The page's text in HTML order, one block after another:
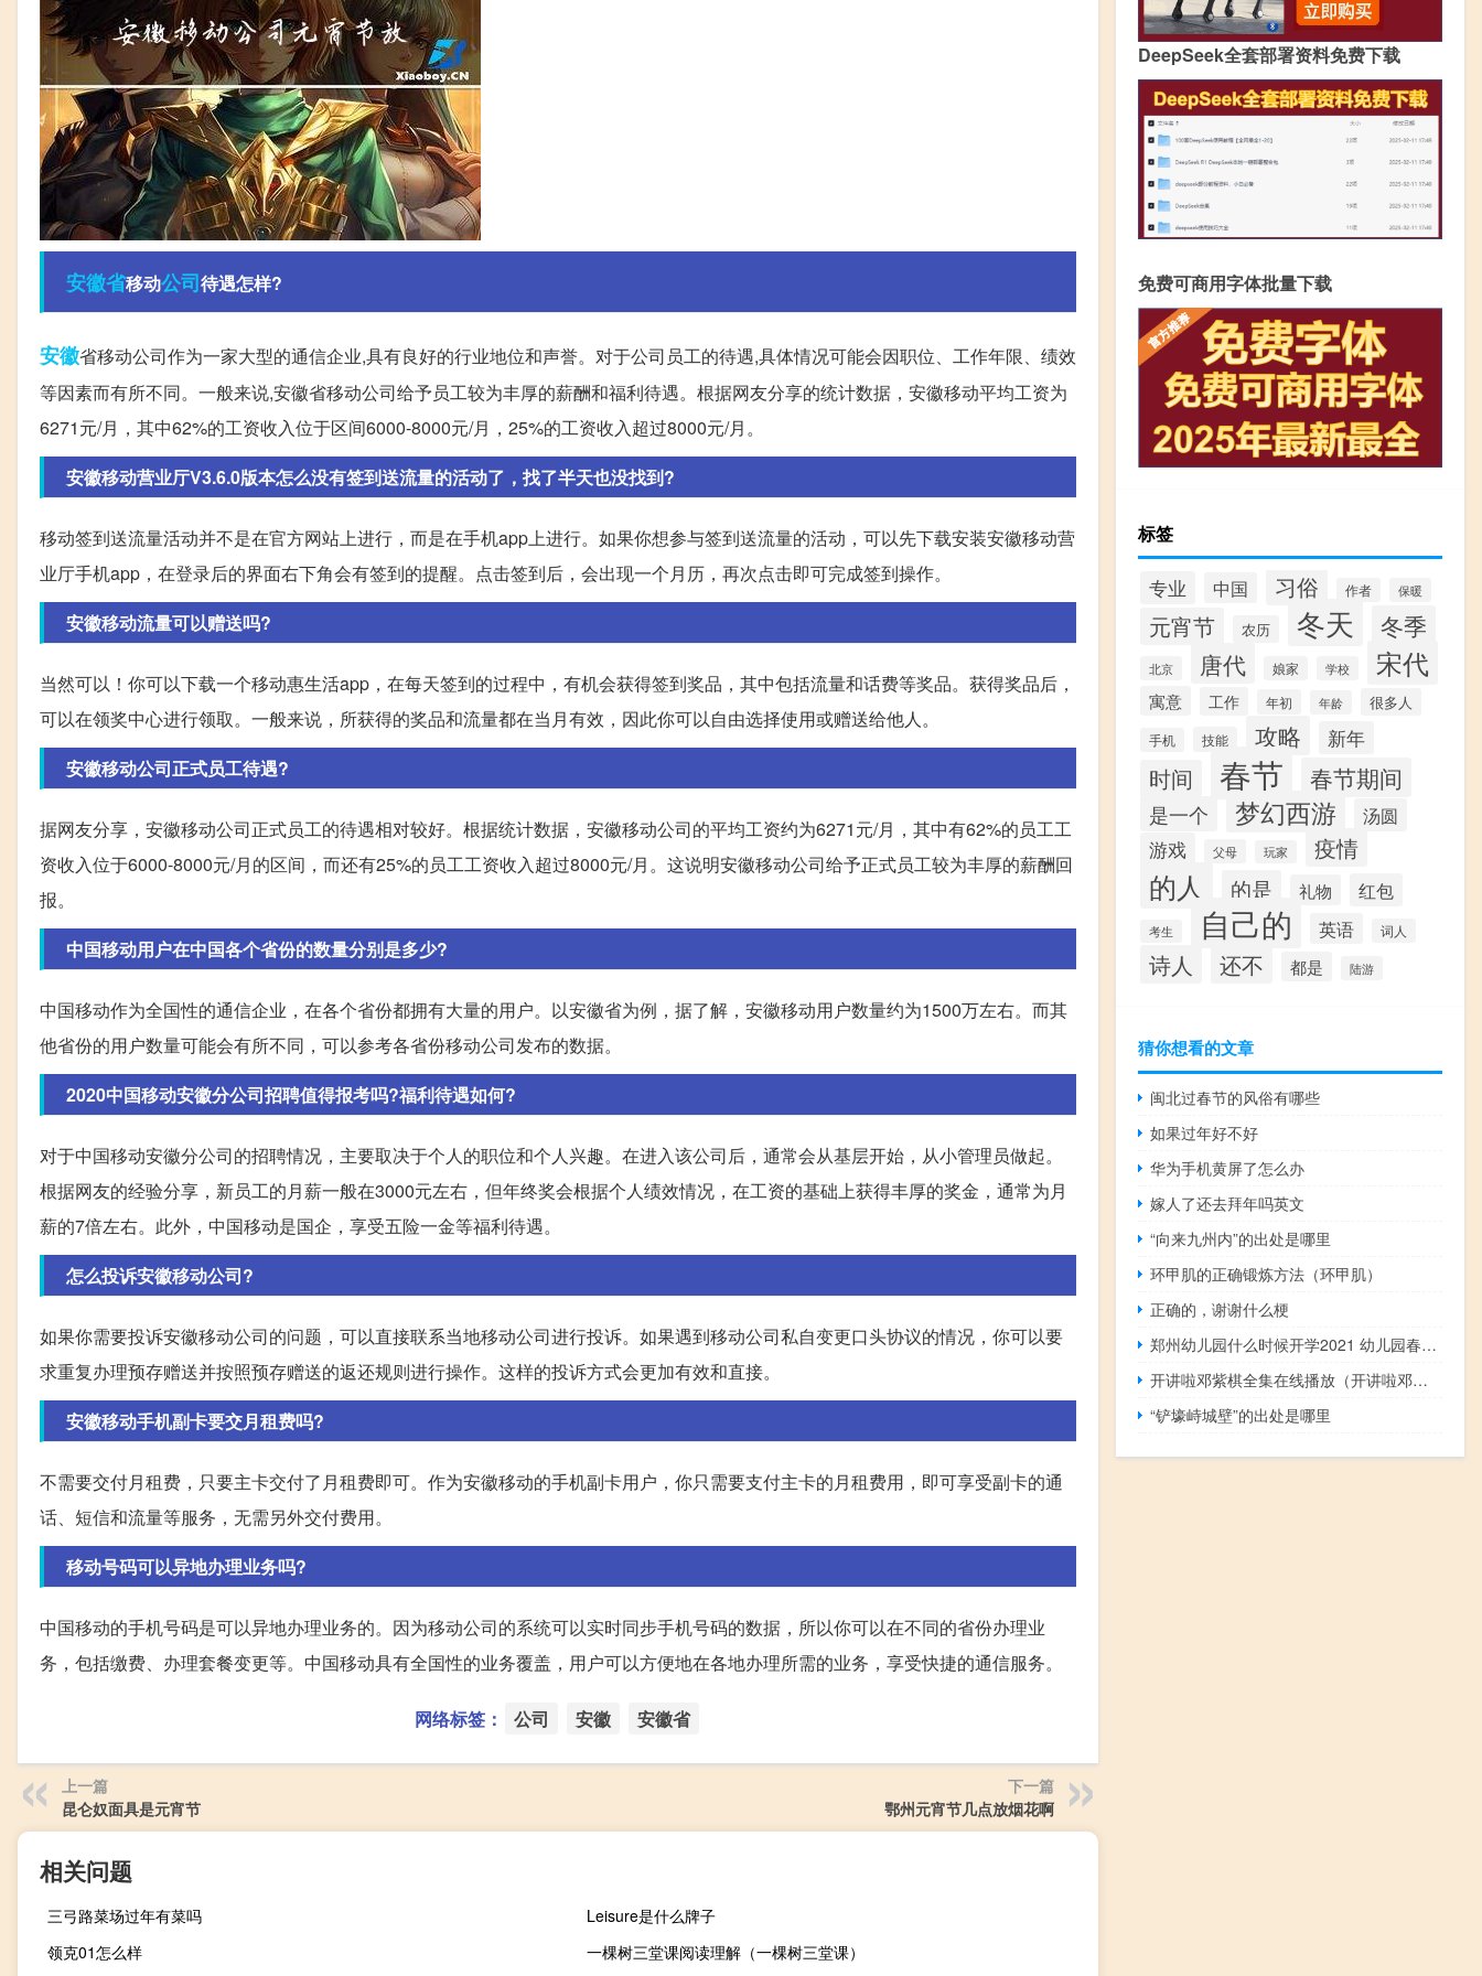
安徽省移动公司待遇怎样?
安徽省移动公司作为一家大型的通信企业,具有良好的行业地位和声誉。对于公司员工的待遇,具体情况可能会因职位、工作年限、绩效
等因素而有所不同。一般来说,安徽省移动公司给予员工较为丰厚的薪酬和福利待遇。根据网友分享的统计数据，安徽移动平均工资为
6271元/月，其中62%的工资收入位于区间6000-8000元/月，25%的工资收入超过8000元/月。
安徽移动营业厅V3.6.0版本怎么没有签到送流量的活动了，找了半天也没找到?
移动签到送流量活动并不是在官方网站上进行，而是在手机app上进行。如果你想参与签到送流量的活动，可以先下载安装安徽移动营
业厅手机app，在登录后的界面右下角会有签到的提醒。点击签到后，会出现一个月历，再次点击即可完成签到操作。
安徽移动流量可以赠送吗?
当然可以！你可以下载一个移动惠生活app，在每天签到的过程中，有机会获得签到奖品，其中包括流量和话费等奖品。获得奖品后，
可以在领奖中心进行领取。一般来说，所获得的奖品和流量都在当月有效，因此你可以自由选择使用或赠送给他人。
安徽移动公司正式员工待遇?
据网友分享，安徽移动公司正式员工的待遇相对较好。根据统计数据，安徽移动公司的平均工资约为6271元/月，其中有62%的员工工
资收入位于6000-8000元/月的区间，而还有25%的员工工资收入超过8000元/月。这说明安徽移动公司给予正式员工较为丰厚的薪酬回
报。
中国移动用户在中国各个省份的数量分别是多少?
中国移动作为全国性的通信企业，在各个省份都拥有大量的用户。以安徽省为例，据了解，安徽移动用户数量约为1500万左右。而其
他省份的用户数量可能会有所不同，可以参考各省份移动公司发布的数据。
2020中国移动安徽分公司招聘值得报考吗?福利待遇如何?
对于中国移动安徽分公司的招聘情况，主要取决于个人的职位和个人兴趣。在进入该公司后，通常会从基层开始，从小管理员做起。
根据网友的经验分享，新员工的月薪一般在3000元左右，但年终奖会根据个人绩效情况，在工资的基础上获得丰厚的奖金，通常为月
薪的7倍左右。此外，中国移动是国企，享受五险一金等福利待遇。
怎么投诉安徽移动公司?
如果你需要投诉安徽移动公司的问题，可以直接联系当地移动公司进行投诉。如果遇到移动公司私自变更口头协议的情况，你可以要
求重复办理预存赠送并按照预存赠送的返还规则进行操作。这样的投诉方式会更加有效和直接。
安徽移动手机副卡要交月租费吗?
不需要交付月租费，只要主卡交付了月租费即可。作为安徽移动的手机副卡用户，你只需要支付主卡的月租费用，即可享受副卡的通
话、短信和流量等服务，无需另外交付费用。
移动号码可以异地办理业务吗?
中国移动的手机号码是可以异地办理业务的。因为移动公司的系统可以实时同步手机号码的数据，所以你可以在不同的省份办理业
务，包括缴费、办理套餐变更等。中国移动具有全国性的业务覆盖，用户可以方便地在各地办理所需的业务，享受快捷的通信服务。
网络标签： 公司 安徽 安徽省
上一篇
昆仑奴面具是元宵节
下一篇
鄂州元宵节几点放烟花啊
相关问题
三弓路菜场过年有菜吗
Leisure是什么牌子
领克01怎么样
一棵树三堂课阅读理解（一棵树三堂课）
DeepSeek全套部署资料免费下载
免费可商用字体批量下载
标签
专业 中国 习俗 作者 保暖
元宵节 农历 冬天 冬季
北京 唐代 娘家 学校 宋代
寓意 工作 年初 年龄 很多人
手机 技能 攻略 新年
时间 春节 春节期间
是一个 梦幻西游
汤圆
游戏
父母 玩家 疫情
的人 的是 礼物 红包
考生 自己的 英语 词人
诗人 还不 都是 陆游
猜你想看的文章
闽北过春节的风俗有哪些
如果过年好不好
华为手机黄屏了怎么办
嫁人了还去拜年吗英文
“向来九州内”的出处是哪里
环甲肌的正确锻炼方法（环甲肌）
正确的，谢谢什么梗
郑州幼儿园什么时候开学2021 幼儿园春季开学通知2021
开讲啦邓紫棋全集在线播放（开讲啦邓紫棋）
“铲壕峙城壁”的出处是哪里